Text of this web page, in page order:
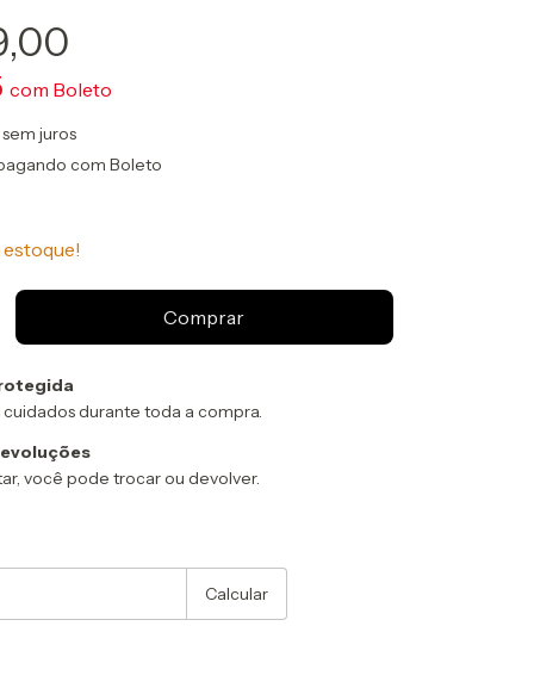
com Boleto
sem juros
com Boleto
estoque!
cuidados durante toda a compra.
você pode trocar ou devolver.
Calcular